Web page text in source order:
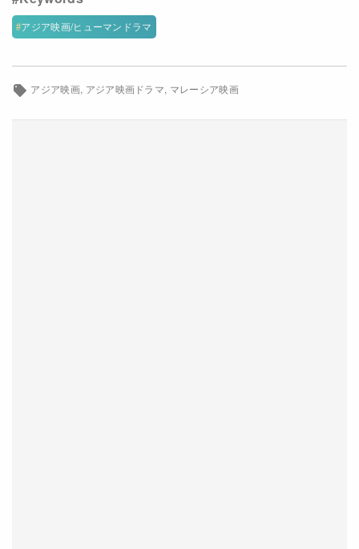
アマリナ・アルハム
アブドゥル・ハリム・サビール
アスリ・アジザン・バンクス ファラ・アフマド
アジア映画/ヒューマンドラマ
アジア映画 アジア映画ドラマ マレーシア映画